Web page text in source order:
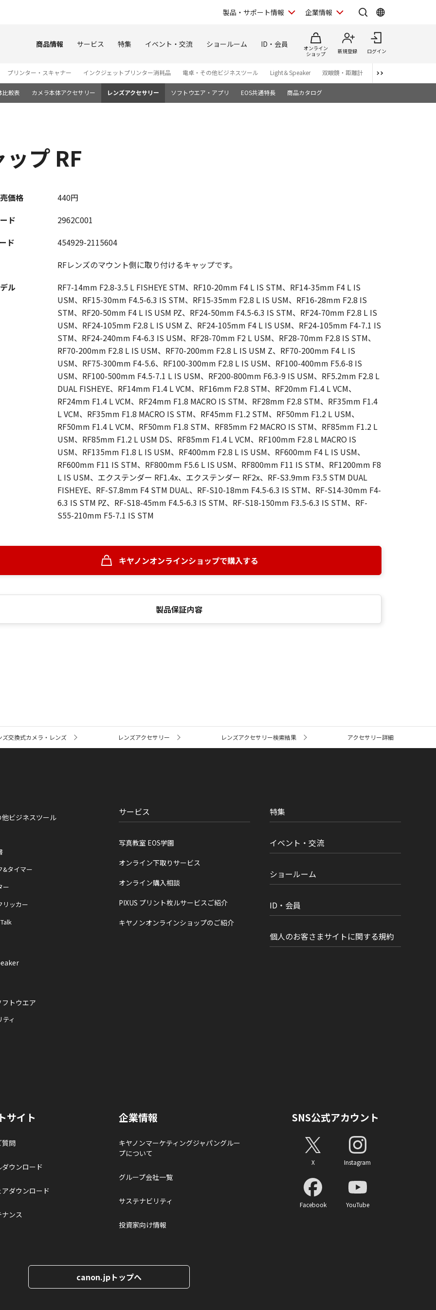
製品・サポート情報 企業情報
商品情報 サービス 特集 イベント・交流 ショールーム ID・会員
オンライン
ショップ
新規登録 ログイン
プリンター・スキャナー インクジェットプリンター消耗品 電卓・その他ビジネスツール Light＆Speaker 双眼鏡・距離計 写真集
比較表 カメラ本体アクセサリー レンズアクセサリー ソフトウエア・アプリ EOS共通特長 商品カタログ
プ RF
価格
440円
ド
2962C001
ド
454929-2115604
RFレンズのマウント側に取り付けるキャップです。
ル
RF7-14mm F2.8-3.5 L FISHEYE STM、RF10-20mm F4 L IS STM、RF14-35mm F4 L IS
USM、RF15-30mm F4.5-6.3 IS STM、RF15-35mm F2.8 L IS USM、RF16-28mm F2.8 IS
STM、RF20-50mm F4 L IS USM PZ、RF24-50mm F4.5-6.3 IS STM、RF24-70mm F2.8 L IS
USM、RF24-105mm F2.8 L IS USM Z、RF24-105mm F4 L IS USM、RF24-105mm F4-7.1 IS
STM、RF24-240mm F4-6.3 IS USM、RF28-70mm F2 L USM、RF28-70mm F2.8 IS STM、
RF70-200mm F2.8 L IS USM、RF70-200mm F2.8 L IS USM Z、RF70-200mm F4 L IS
USM、RF75-300mm F4-5.6、RF100-300mm F2.8 L IS USM、RF100-400mm F5.6-8 IS
USM、RF100-500mm F4.5-7.1 L IS USM、RF200-800mm F6.3-9 IS USM、RF5.2mm F2.8 L
DUAL FISHEYE、RF14mm F1.4 L VCM、RF16mm F2.8 STM、RF20mm F1.4 L VCM、
RF24mm F1.4 L VCM、RF24mm F1.8 MACRO IS STM、RF28mm F2.8 STM、RF35mm F1.4
L VCM、RF35mm F1.8 MACRO IS STM、RF45mm F1.2 STM、RF50mm F1.2 L USM、
RF50mm F1.4 L VCM、RF50mm F1.8 STM、RF85mm F2 MACRO IS STM、RF85mm F1.2 L
USM、RF85mm F1.2 L USM DS、RF85mm F1.4 L VCM、RF100mm F2.8 L MACRO IS
USM、RF135mm F1.8 L IS USM、RF400mm F2.8 L IS USM、RF600mm F4 L IS USM、
RF600mm F11 IS STM、RF800mm F5.6 L IS USM、RF800mm F11 IS STM、RF1200mm F8
L IS USM、エクステンダー RF1.4x、エクステンダー RF2x、RF-S3.9mm F3.5 STM DUAL
FISHEYE、RF-S7.8mm F4 STM DUAL、RF-S10-18mm F4.5-6.3 IS STM、RF-S14-30mm F4-
6.3 IS STM PZ、RF-S18-45mm F4.5-6.3 IS STM、RF-S18-150mm F3.5-6.3 IS STM、RF-
S55-210mm F5-7.1 IS STM
キヤノンオンラインショップで購入する
製品保証内容
ズ交換式カメラ・レンズ レンズアクセサリー レンズアクセサリー検索結果 アクセサリー詳細
ビジネスツール
&タイマー
ー
リッカー
トウエア
ティ
サービス
写真教室 EOS学園
オンライン下取りサービス
オンライン購入相談
PIXUS プリント枚ルサービスご紹介
キヤノンオンラインショップのご紹介
特集
イベント・交流
ショールーム
ID・会員
個人のお客さまサイトに関する規約
サイト
質問
ウンロード
ダウンロード
ンス
企業情報
キヤノンマーケティングジャパングルー
プについて
グループ会社一覧
サステナビリティ
投資家向け情報
SNS公式アカウント
X Instagram
Facebook YouTube
canon.jpトップへ